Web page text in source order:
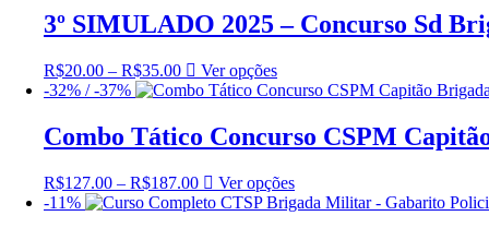
escolhidas
na
produto
era:
R$650.00.
é:
R$297.00.
3º SIMULADO 2025 – Concurso Sd
R$20.00 – R$35.00 Faixa
de
R$20.00
através
Ver opções
produto
várias
variantes.
opções
podem
-32% / -37%
Combo Tático Concurso CSPM
R$127.00 – R$187.00 Faixa
de
Ver opções
produto
-11%